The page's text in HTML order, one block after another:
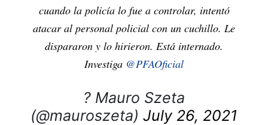
cuando la policía lo fue a controlar, intentó
atacar al personal policial con un cuchillo. Le
dispararon y lo hirieron. Está internado.
Investiga @PFAOficial
? Mauro Szeta
(@mauroszeta) July 26, 2021